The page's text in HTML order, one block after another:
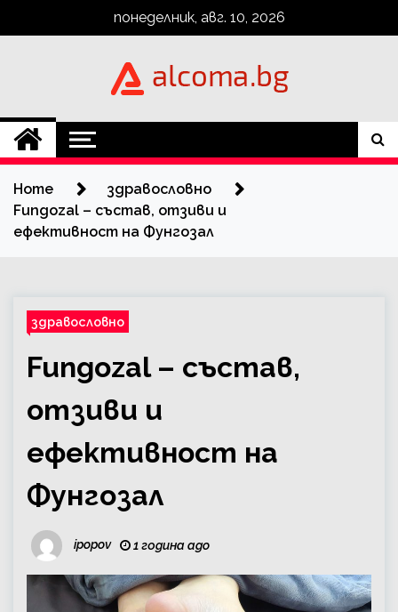
понеделник, авг. 10, 2026
Alcoma.BG
Home
здравословно
Fungozal – състав, отзиви и
ефективност на Фунгозал
здравословно
Fungozal – състав,
отзиви и
ефективност на
Фунгозал
ipopov 1 година ago